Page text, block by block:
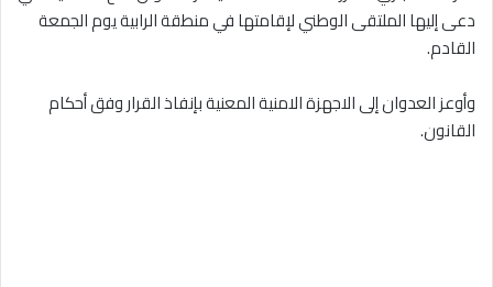
دعى إليها الملتقى الوطني لإقامتها في منطقة الرابية يوم الجمعة
القادم.
وأوعز العدوان إلى الاجهزة الامنية المعنية بإنفاذ القرار وفق أحكام
القانون.